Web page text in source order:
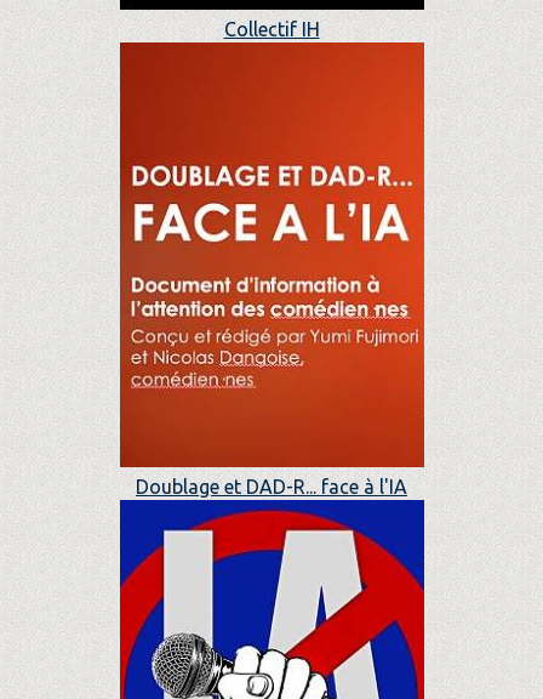
Collectif IH
Doublage et DAD-R... face à l'IA